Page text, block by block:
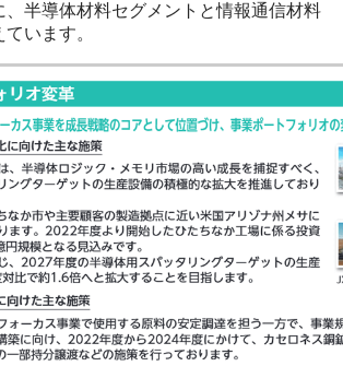
、半導体材料セグメントと情報通信材料
います。